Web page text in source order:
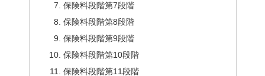
保険料段階第7段階
保険料段階第8段階
保険料段階第9段階
保険料段階第10段階
保険料段階第11段階